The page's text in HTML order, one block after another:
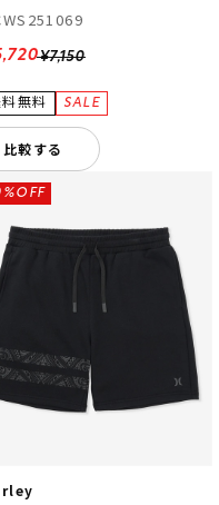
¥7,150
比較する